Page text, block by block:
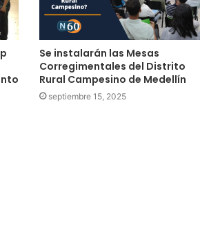
Se instalarán las Mesas
Corregimentales del Distrito
Rural Campesino de Medellín
septiembre 15, 2025